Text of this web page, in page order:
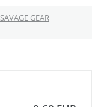
SAVAGE GEAR